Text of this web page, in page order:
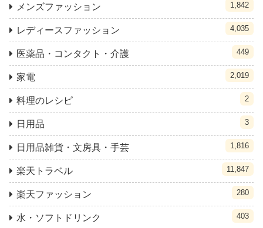
メンズファッション 1,842
レディースファッション 4,035
医薬品・コンタクト・介護 449
家電 2,019
料理のレシピ 2
日用品 3
日用品雑貨・文房具・手芸 1,816
楽天トラベル 11,847
楽天ファッション 280
水・ソフトドリンク 403